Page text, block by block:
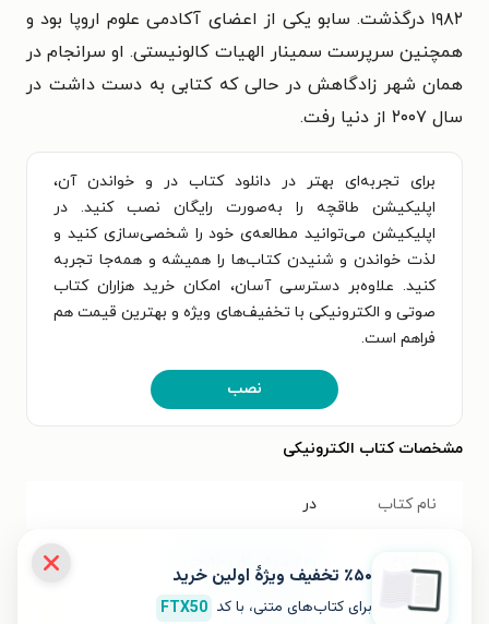
۱۹۸۲ درگذشت. سابو یکی از اعضای آکادمی علوم اروپا بود و
همچنین سرپرست سمینار الهیات کالونیستی. او سرانجام در
همان شهر زادگاهش در حالی که کتابی به دست داشت در
سال ۲۰۰۷ از دنیا رفت.
برای تجربه‌ای بهتر در دانلود کتاب در و خواندن آن،
اپلیکیشن طاقچه را به‌صورت رایگان نصب کنید. در
اپلیکیشن می‌توانید مطالعه‌ی خود را شخصی‌سازی کنید و
لذت خواندن و شنیدن کتاب‌ها را همیشه و همه‌جا تجربه
کنید. علاوه‌بر دسترسی آسان، امکان خرید هزاران کتاب
صوتی و الکترونیکی با تخفیف‌های ویژه و بهترین قیمت هم
فراهم است.
نصب
مشخصات کتاب الکترونیکی
نام کتاب در
داستان خارجی
نویسنده ماگدا سابو
٪۵۰ تخفیف ویژۀ اولین خرید
برای کتاب‌های متنی، با کد FTX50